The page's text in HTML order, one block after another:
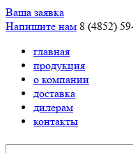
Ваша заявка
Напишите нам 8 (4852)
главная
продукция
о компании
доставка
дилерам
контакты